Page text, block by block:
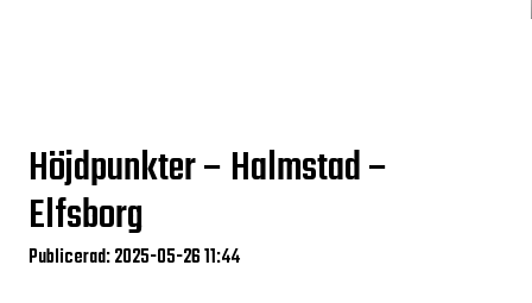
Höjdpunkter – Halmstad –
Elfsborg
Publicerad: 2025-05-26 11:44